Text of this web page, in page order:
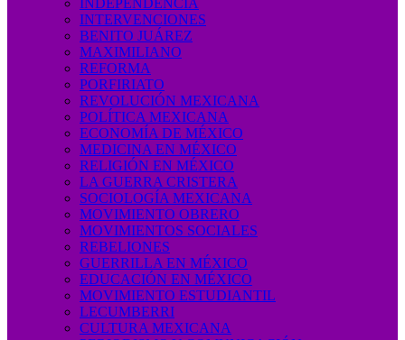
INDEPENDENCIA
INTERVENCIONES
BENITO JUÁREZ
MAXIMILIANO
REFORMA
PORFIRIATO
REVOLUCIÓN MEXICANA
POLÍTICA MEXICANA
ECONOMÍA DE MÉXICO
MEDICINA EN MÉXICO
RELIGIÓN EN MÉXICO
LA GUERRA CRISTERA
SOCIOLOGÍA MEXICANA
MOVIMIENTO OBRERO
MOVIMIENTOS SOCIALES
REBELIONES
GUERRILLA EN MÉXICO
EDUCACIÓN EN MÉXICO
MOVIMIENTO ESTUDIANTIL
LECUMBERRI
CULTURA MEXICANA